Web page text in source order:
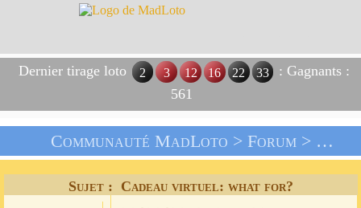
Dernier tirage loto 2 3 12 16 22 33
: Gagnants :
561
Communauté MadLoto > Forum> Les
Sujet : Cadeau virtuel: what for?